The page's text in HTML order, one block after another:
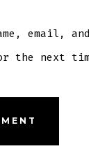
email,
the next